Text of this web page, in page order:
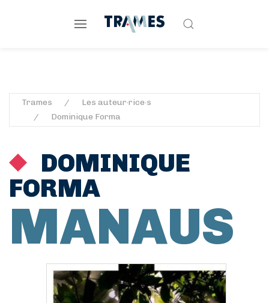
Trames
Les auteur·rice·s
Dominique Forma
DOMINIQUE
FORMA
MANAUS